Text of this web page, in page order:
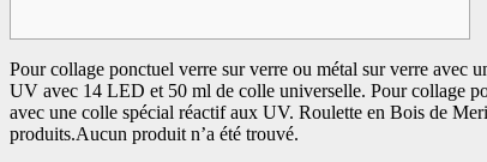
Pour collage ponctuel verre sur verre ou métal sur verre avec
UV avec 14 LED et 50 ml de colle universelle. Pour collage
avec une colle spécial réactif aux UV. Roulette en Bois de
produits.Aucun produit n’a été trouvé.